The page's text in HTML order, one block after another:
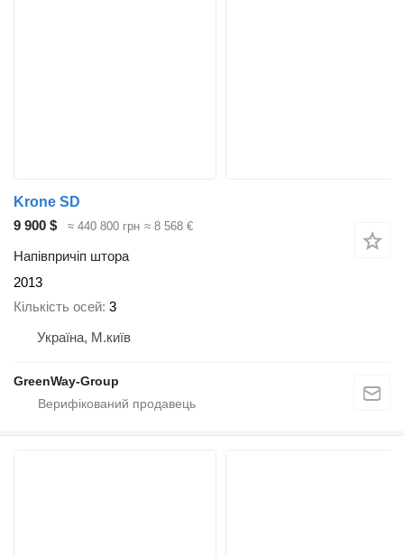
Krone SD
9 900 $
≈ 440 800 грн ≈ 8 568 €
Напівпричіп штора
2013
Кількість осей 3
Україна, М.київ
GreenWay-Group